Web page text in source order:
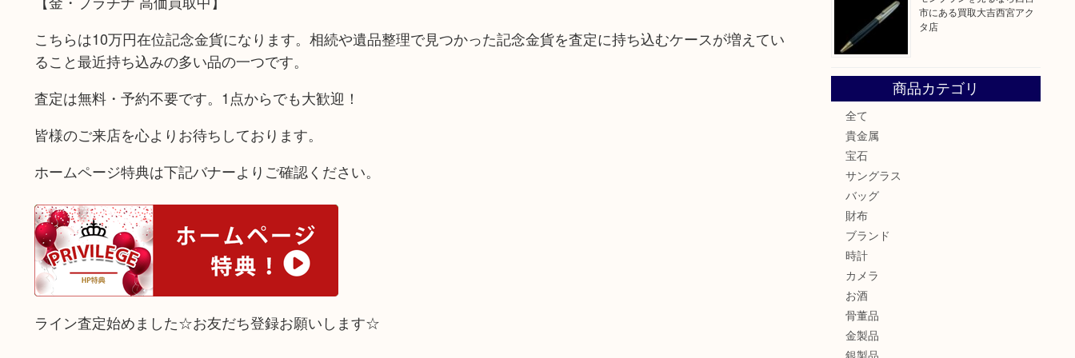
こちらは10万円在位記念金貨になります。相続や遺品整理で見つかった記念金貨を査定に持ち込むケースが増えてい
ること最近持ち込みの多い品の一つです。
査定は無料・予約不要です。1点からでも大歓迎！
皆様のご来店を心よりお待ちしております。
ホームページ特典は下記バナーよりご確認ください。
ライン査定始めました☆お友だち登録お願いします☆
市にある買取大吉西宮アク
タ店
商品カテゴリ
全て
貴金属
宝石
サングラス
バッグ
財布
ブランド
時計
カメラ
お酒
骨董品
金製品
銀製品